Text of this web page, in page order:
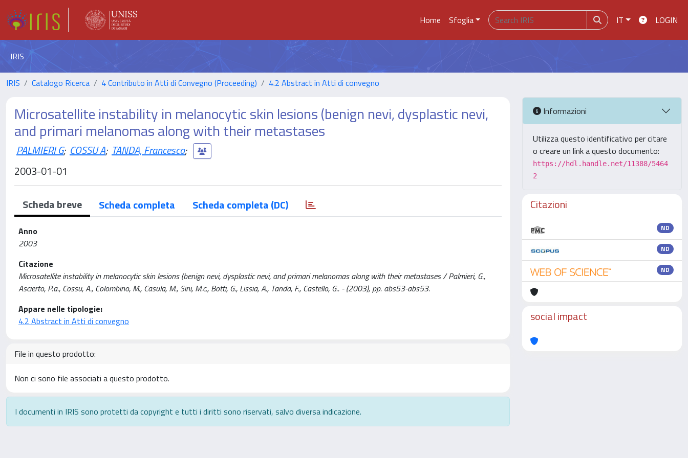
Home Sfoglia IT LOGIN
IRIS
IRIS Catalogo Ricerca 4 Contributo in Atti di Convegno (Proceeding) 4.2 Abstract in Atti di convegno
Microsatellite instability in melanocytic skin lesions (benign nevi, dysplastic nevi,
and primari melanomas along with their metastases
PALMIERI G; COSSU A; TANDA, Francesco;
2003-01-01
Scheda breve Scheda completa Scheda completa (DC)
Anno
2003
Citazione
Microsatellite instability in melanocytic skin lesions (benign nevi, dysplastic nevi, and primari melanomas along with their metastases / Palmieri, G.,
Ascierto, P.a., Cossu, A., Colombino, M., Casula, M., Sini, M.c., Botti, G., Lissia, A., Tanda, F., Castello, G.. - (2003), pp. abs53-abs53.
Appare nelle tipologie:
4.2 Abstract in Atti di convegno
File in questo prodotto:
Non ci sono file associati a questo prodotto.
I documenti in IRIS sono protetti da copyright e tutti i diritti sono riservati, salvo diversa indicazione.
Informazioni
Utilizza questo identificativo per citare
o creare un link a questo documento:
https://hdl.handle.net/11388/5464
2
Citazioni
ND
ND
ND
social impact